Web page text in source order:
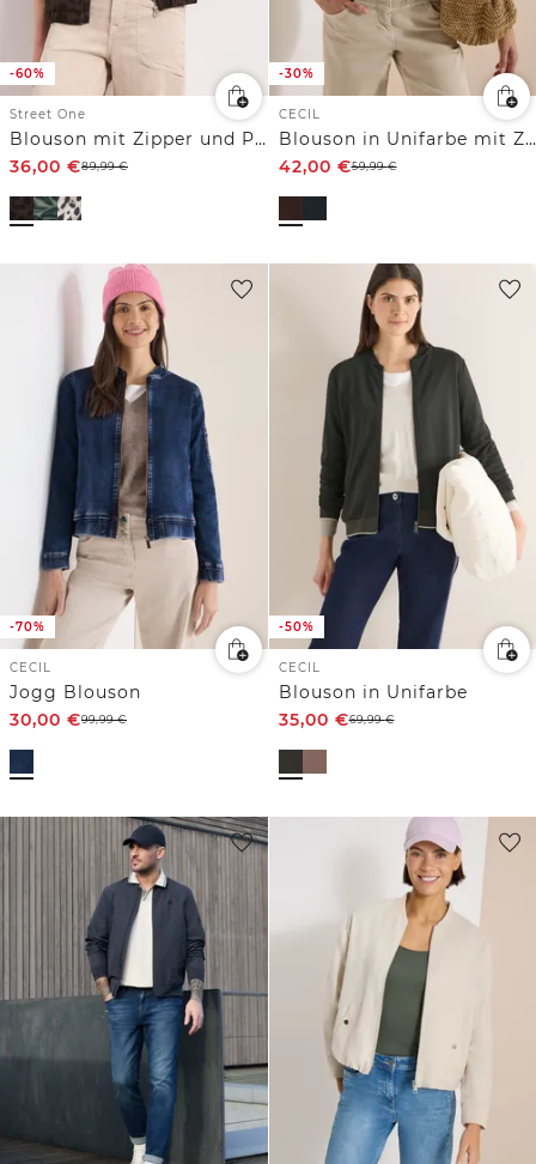
-60%
Street One
Blouson mit Zipper und Print
36,00 €89,99€
-30%
CECIL
Blouson in Unifarbe mit Zipper
42,00 €59,99€
-70%
CECIL
Jogg Blouson
30,00 €99,99€
-50%
CECIL
Blouson in Unifarbe
35,00 €69,99€